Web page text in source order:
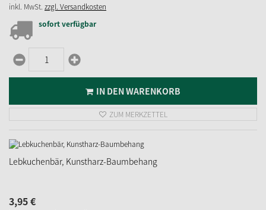
inkl. MwSt. zzgl. Versandkosten
sofort verfügbar
IN DEN WARENKORB
ZUM MERKZETTEL
Lebkuchenbär, Kunstharz-Baumbehang
3,95€